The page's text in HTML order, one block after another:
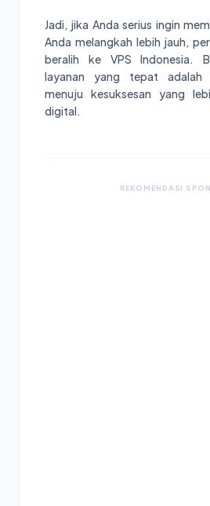
Jadi, jika Anda serius ingin
Anda melangkah lebih jauh,
beralih ke VPS Indonesia.
layanan yang tepat adalah
menuju kesuksesan yang
digital.
REKOMENDASI